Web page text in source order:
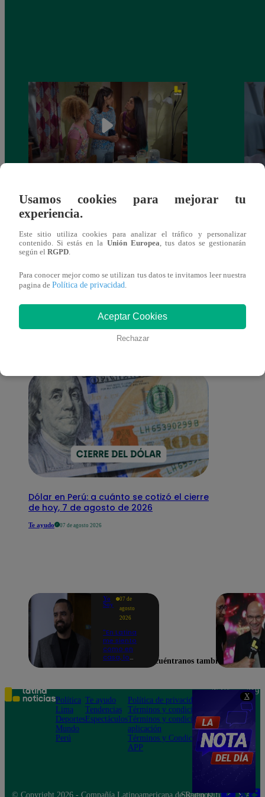
X
Valentina Valiente capítulo 44: Kathy y
Jenny atan cabos sobre la relación entre
Elsa y Wilfredo!
También te puede
interesar
Dólar en Perú: a cuánto se cotizó el cierre
de hoy, 7 de agosto de 2026
Te ayudo 07 de agosto 2026
Yo
Soy
07 de
agosto
2026
"En Latina
me siento
como en
casa, lo
emocionado
por estreno
de Yo Soy
2026
Usamos cookies para mejorar tu
experiencia.
Este sitio utiliza cookies para analizar el tráfico y personalizar
contenido. Si estás en la Unión Europea, tus datos se gestionarán
según el RGPD.
Para conocer mejor como se utilizan tus datos te invitamos leer nuestra
pagina de Política de privacidad.
Aceptar Cookies
Rechazar
Encuéntranos también en
Política
Lima
Deportes
Mundo
Perú
Te ayudo
Tendencias
Espectáculos
Política de privacidad
Términos y condiciones
Términos y condiciones
aplicación
Términos y Condiciones
APP
Teléfono: 219
Av. San
Felipe 968
Jesús María
© Copyright 2026 - Compañía Latinoamericana de Radio Difusión S.A.
Síguenos